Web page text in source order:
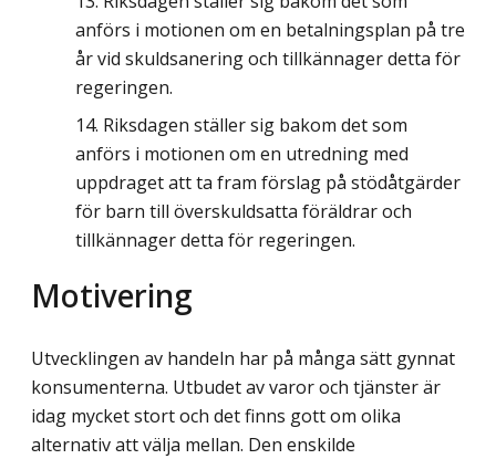
anförs i motionen om en betalningsplan på tre
år vid skuldsanering och tillkännager detta för
regeringen.
Riksdagen ställer sig bakom det som
anförs i motionen om en utredning med
uppdraget att ta fram förslag på stödåtgärder
för barn till överskuldsatta föräldrar och
tillkännager detta för regeringen.
Motivering
Utvecklingen av handeln har på många sätt gynnat
konsumenterna. Utbudet av varor och tjänster är
idag mycket stort och det finns gott om olika
alternativ att välja mellan. Den enskilde